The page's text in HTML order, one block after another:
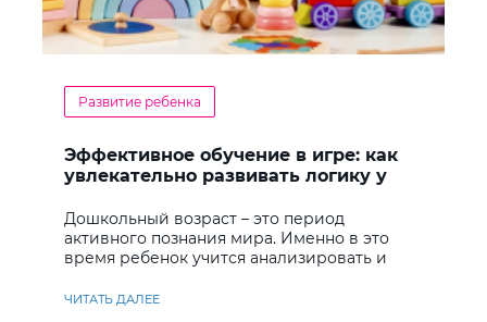
Развитие ребенка
Эффективное обучение в игре: как
увлекательно развивать логику у
Дошкольный возраст – это период
активного познания мира. Именно в это
время ребенок учится анализировать и
ЧИТАТЬ ДАЛЕЕ